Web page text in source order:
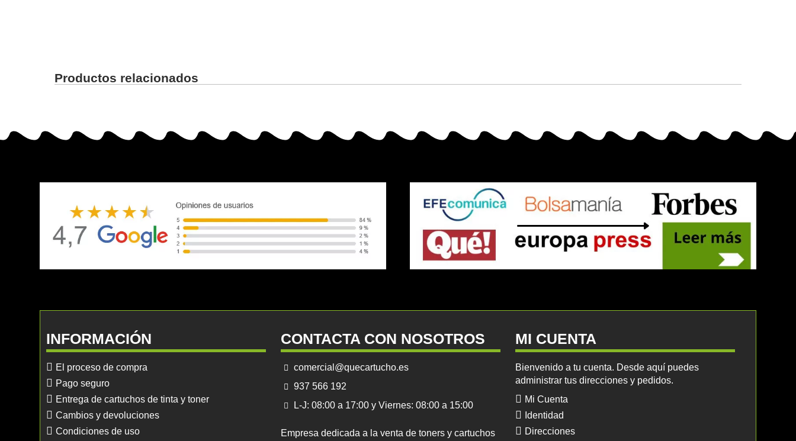
Productos relacionados
INFORMACIÓN
El proceso de compra
Pago seguro
Entrega de cartuchos de tinta y toner
Cambios y devoluciones
Condiciones de uso
CONTACTA CON NOSOTROS
comercial@quecartucho.es
937 566 192
L-J: 08:00 a 17:00 y Viernes: 08:00 a 15:00
Empresa dedicada a la venta de toners y cartuchos
MI CUENTA
Bienvenido a tu cuenta. Desde aquí puedes
administrar tus direcciones y pedidos.
Mi Cuenta
Identidad
Direcciones